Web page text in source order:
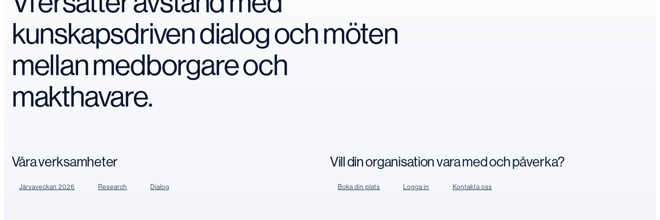
kunskapsdriven dialog och möten
mellan medborgare och
makthavare.
Våra verksamheter
Järvaveckan 2026 Research Dialog
Vill din organisation vara med och påverka?
Boka din plats Logga in Kontakta oss